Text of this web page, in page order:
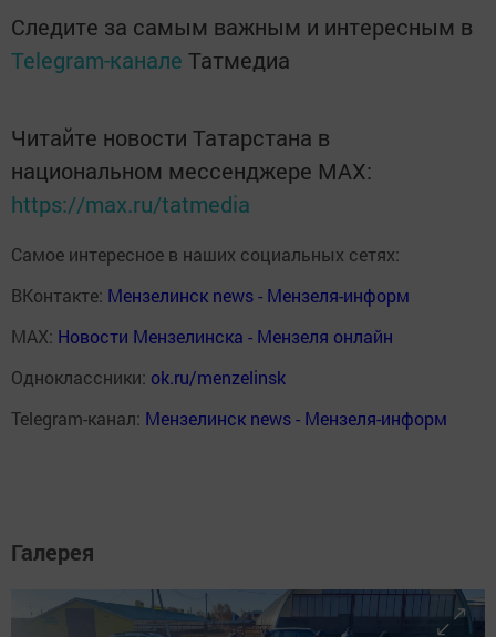
Следите за самым важным и интересным в
Telegram-канале Татмедиа
Читайте новости Татарстана в
национальном мессенджере MАХ:
https://max.ru/tatmedia
Самое интересное в наших социальных сетях:
ВКонтакте: Мензелинск news - Мензеля-информ
MAX: Новости Мензелинска - Мензеля онлайн
Одноклассники: ok.ru/menzelinsk
Telegram-канал: Мензелинск news - Мензеля-информ
Галерея